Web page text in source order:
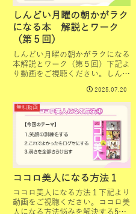
しんどい月曜の朝かがラク
になる本 解説とワーク
（第５回）
しんどい月曜の朝かがラクになる
本解説とワーク（第５回）下記よ
り動画をご視聴ください。しんど
解決する5つのステップココロ美
人になる方法ビジネスも人間関係
で決まる
2025.07.20
無料動画
ココロ美人になる方法１
ココロ美人になる方法１下記より
動画をご視聴ください。ココロ美
人になる方法悩みを解決する5つ